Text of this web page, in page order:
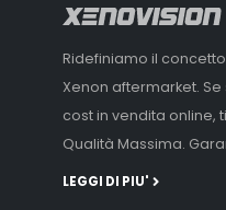
Ridefiniamo il
Xenon aftermarket.
cost in vendita
Qualità Massima.
LEGGI DI PIU'